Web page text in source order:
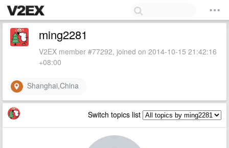
ming2281
V2EX member #77292, joined on 2014-10-15 21:42:16
+08:00
Shanghai,China
Switch topics list